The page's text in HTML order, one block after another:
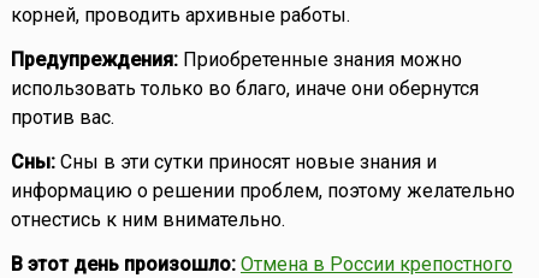
корней, проводить архивные работы.
Предупреждения:Приобретенные знания можно
использовать только во благо, иначе они обернутся
против вас.
Сны:Сны в эти сутки приносят новые знания и
информацию о решении проблем, поэтому желательно
отнестись к ним внимательно.
В этот день произошло: Отмена в России крепостного